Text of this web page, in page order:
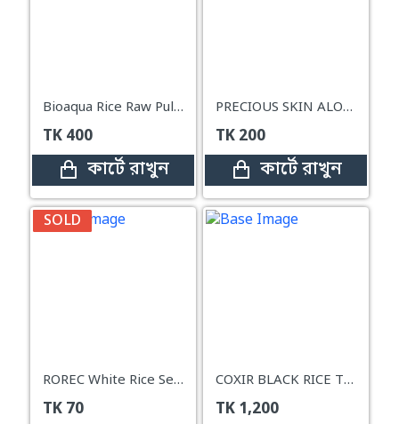
Bioaqua Rice Raw Pulp Sleep Mask – 100g
TK 400
কার্টে রাখুন
PRECIOUS SKIN ALOE CREAM MASK
TK 200
কার্টে রাখুন
SOLD
ROREC White Rice Serum – 15ml
TK 70
COXIR BLACK RICE TXA PORE MASK
TK 1,200